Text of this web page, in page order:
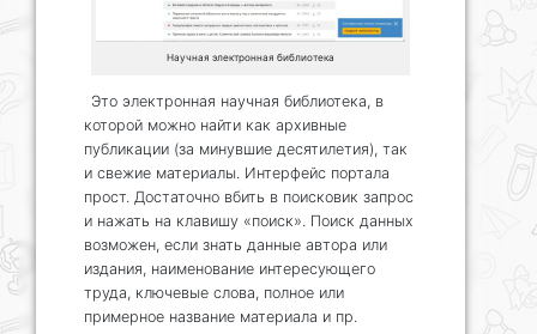
Научная электронная библиотека
Это электронная научная библиотека, в
которой можно найти как архивные
публикации (за минувшие десятилетия), так
и свежие материалы. Интерфейс портала
прост. Достаточно вбить в поисковик запрос
и нажать на клавишу «поиск». Поиск данных
возможен, если знать данные автора или
издания, наименование интересующего
труда, ключевые слова, полное или
примерное название материала и пр.